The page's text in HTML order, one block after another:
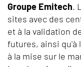
Groupe Emitech.
sites avec des
et à la validation
futures, ainsi qu'à
à la mise sur le